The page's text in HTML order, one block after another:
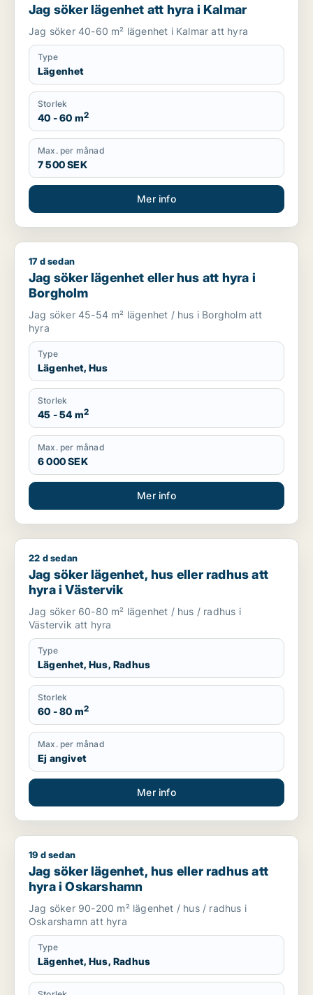
Jag söker lägenhet att hyra i Kalmar
Jag söker 40-60 m² lägenhet i Kalmar att hyra
Type
Lägenhet
Storlek
40 - 60 m2
Max. per månad
7 500 SEK
Mer info
Jag söker lägenhet eller hus att hyra i Borgholm
17 d sedan
Jag söker lägenhet eller hus att hyra i
Borgholm
Jag söker 45-54 m² lägenhet / hus i Borgholm att
hyra
Type
Lägenhet, Hus
Storlek
45 - 54 m2
Max. per månad
6 000 SEK
Mer info
Jag söker lägenhet, hus eller radhus att hyra i Västervik
22 d sedan
Jag söker lägenhet, hus eller radhus att
hyra i Västervik
Jag söker 60-80 m² lägenhet / hus / radhus i
Västervik att hyra
Type
Lägenhet, Hus, Radhus
Storlek
60 - 80 m2
Max. per månad
Ej angivet
Mer info
Jag söker lägenhet, hus eller radhus att hyra i Oskarshamn
19 d sedan
Jag söker lägenhet, hus eller radhus att
hyra i Oskarshamn
Jag söker 90-200 m² lägenhet / hus / radhus i
Oskarshamn att hyra
Type
Lägenhet, Hus, Radhus